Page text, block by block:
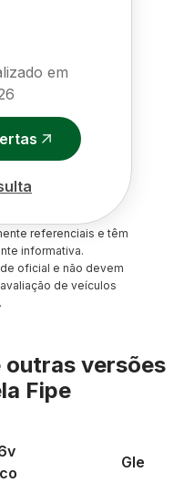
em
referenciais e têm
informativa.
oficial e não devem
de veículos
outras versões
Fipe
Gle